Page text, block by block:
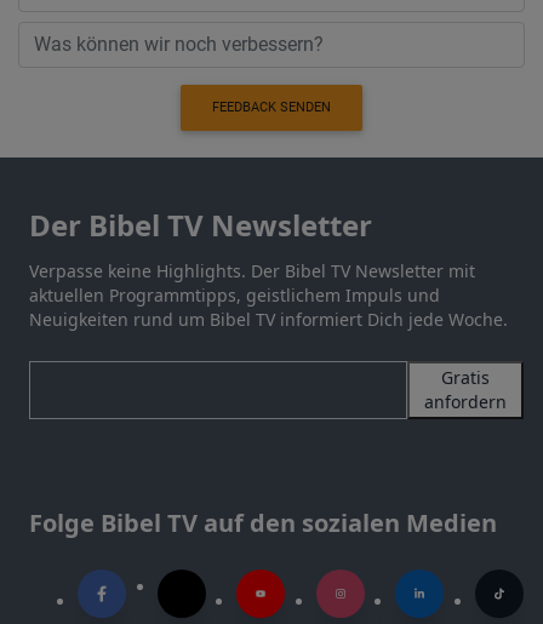
FEEDBACK SENDEN
Der Bibel TV Newsletter
Verpasse keine Highlights. Der Bibel TV Newsletter mit
aktuellen Programmtipps, geistlichem Impuls und
Neuigkeiten rund um Bibel TV informiert Dich jede Woche.
Gratis
anfordern
Folge Bibel TV auf den sozialen Medien